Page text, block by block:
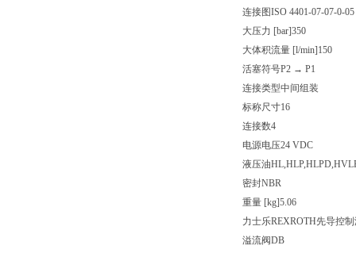
连接图ISO 4401-07-07-0-05
大压力 [bar]350
大体积流量 [l/min]150
活塞符号P2 → P1
连接类型中间组装
标称尺寸16
连接数4
电源电压24 VDC
液压油
密封NBR
重量 [kg]5.06
力士乐REXROTH先导控
溢流阀DB